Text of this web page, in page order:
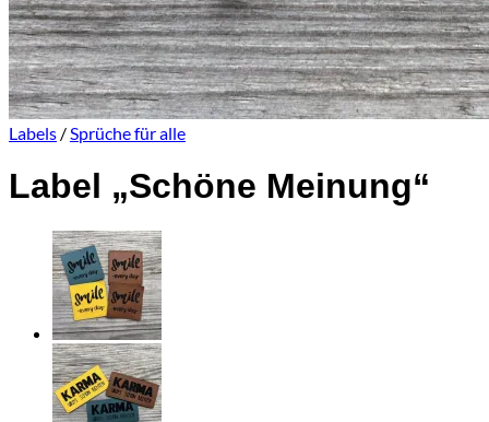
Zurück zum Shop
Labels /Sprüche für alle
Label „Schöne Meinung“